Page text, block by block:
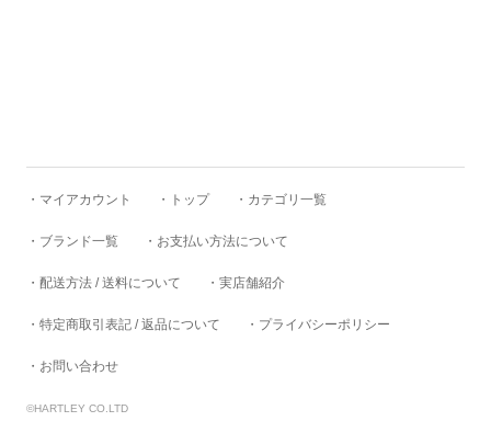
GS/TP
HARDIN KNITWEAR
HBarC
HEADLIGHT
・マイアカウント ・トップ ・カテゴリ一覧
・ブランド一覧 ・お支払い方法について
・配送方法 / 送料について ・実店舗紹介
・特定商取引表記 / 返品について ・プライバシーポリシー
・お問い合わせ
©HARTLEY CO.LTD